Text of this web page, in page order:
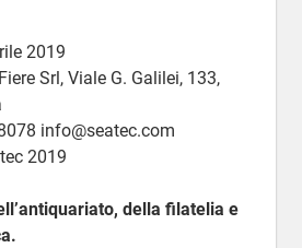
2019
Srl, Viale G. Galilei, 133,
info@seatec.com
2019
della filatelia e